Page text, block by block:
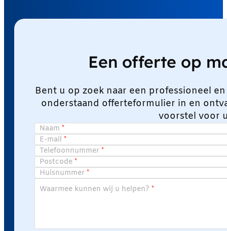
Een offerte op
Bent u op zoek naar een professioneel
onderstaand offerteformulier in en
voorstel voor
Naam
E-mail
Telefoonnummer
Postcode
Huisnummer
Waarmee kunnen wij u helpen?